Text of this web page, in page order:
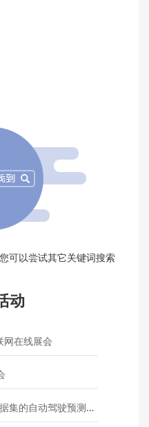
可以尝试其它关键词搜索
动
在线展会
动驾驶预测模型挑战赛